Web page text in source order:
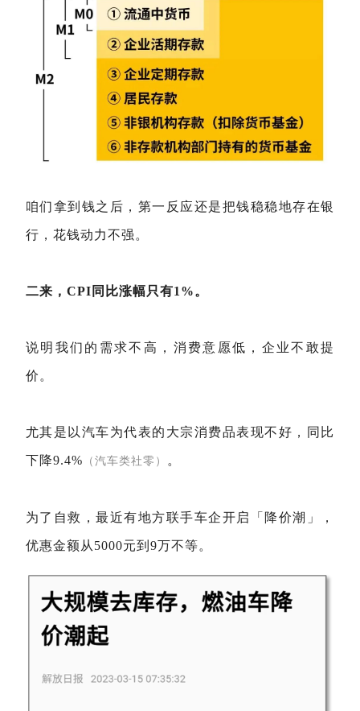
咱们拿到钱之后，第一反应还是把钱稳稳地存在银
行，花钱动力不强。
二来，CPI同比涨幅只有1%。
说明我们的需求不高，消费意愿低，企业不敢提
价。
尤其是以汽车为代表的大宗消费品表现不好，同比
下降9.4% （汽车类社零） 。
为了自救，最近有地方联手车企开启「降价潮」，
优惠金额从5000元到9万不等。